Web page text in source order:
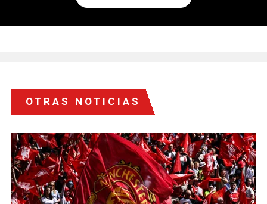
OTRAS NOTICIAS